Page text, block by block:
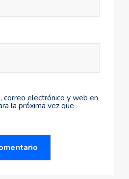
correo electrónico y web en
la próxima vez que